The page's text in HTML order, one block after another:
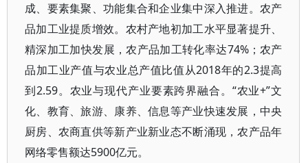
成、要素集聚、功能集合和企业集中深入推进。农产
品加工业提质增效。农村产地初加工水平显著提升、
精深加工加快发展，农产品加工转化率达74%；农产
品加工业产值与农业总产值比值从2018年的2.3提高
到2.59。农业与现代产业要素跨界融合。“农业+”文
化、教育、旅游、康养、信息等产业快速发展，中央
厨房、农商直供等新产业新业态不断涌现，农产品年
网络零售额达5900亿元。